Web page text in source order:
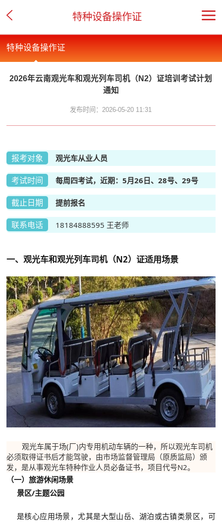
特种设备操作证
特种设备操作证
2026年云南观光车和观光列车司机（N2）证培训考试计划
通知
发布时间：2026-05-20 11:31
报考对象 观光车从业人员
考试时间 每周四考试，近期：5月26日、28号、29号
截止日期 提前报名
联系电话 18184888595 王老师
一、观光车和观光列车司机（N2）证适用场景
观光车属于场(厂)内专用机动车辆的一种，所以观光车司机
必须取得证书后才能驾驶， 由市场监督管理局（原质监局）颁
发，是从事观光车特种作业人员必备证书，项目代号N2。
（一）旅游休闲场景
景区/主题公园
是核心应用场景，尤其是大型山岳、湖泊或古镇类景区，可